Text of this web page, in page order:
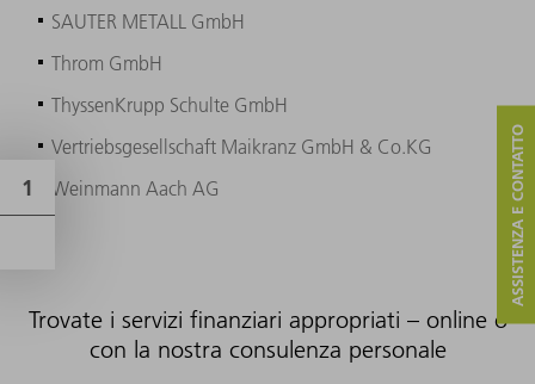
SAUTER METALL GmbH
Throm GmbH
ThyssenKrupp Schulte GmbH
Vertriebsgesellschaft Maikranz GmbH & Co.KG
Weinmann Aach AG
Trovate i servizi finanziari appropriati – online o
con la nostra consulenza personale
ASSISTENZA E CONTATTO